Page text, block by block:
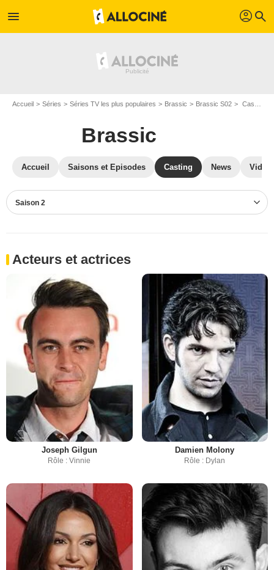
menu profil search
Accueil Séries Séries TV les plus populaires Brassic Brassic S02 Casting Brassic S02
Brassic
Accueil Saisons et Episodes Casting News
Saison 2
Acteurs et actrices
Joseph Gilgun
Rôle : Vinnie
Damien Molony
Rôle : Dylan